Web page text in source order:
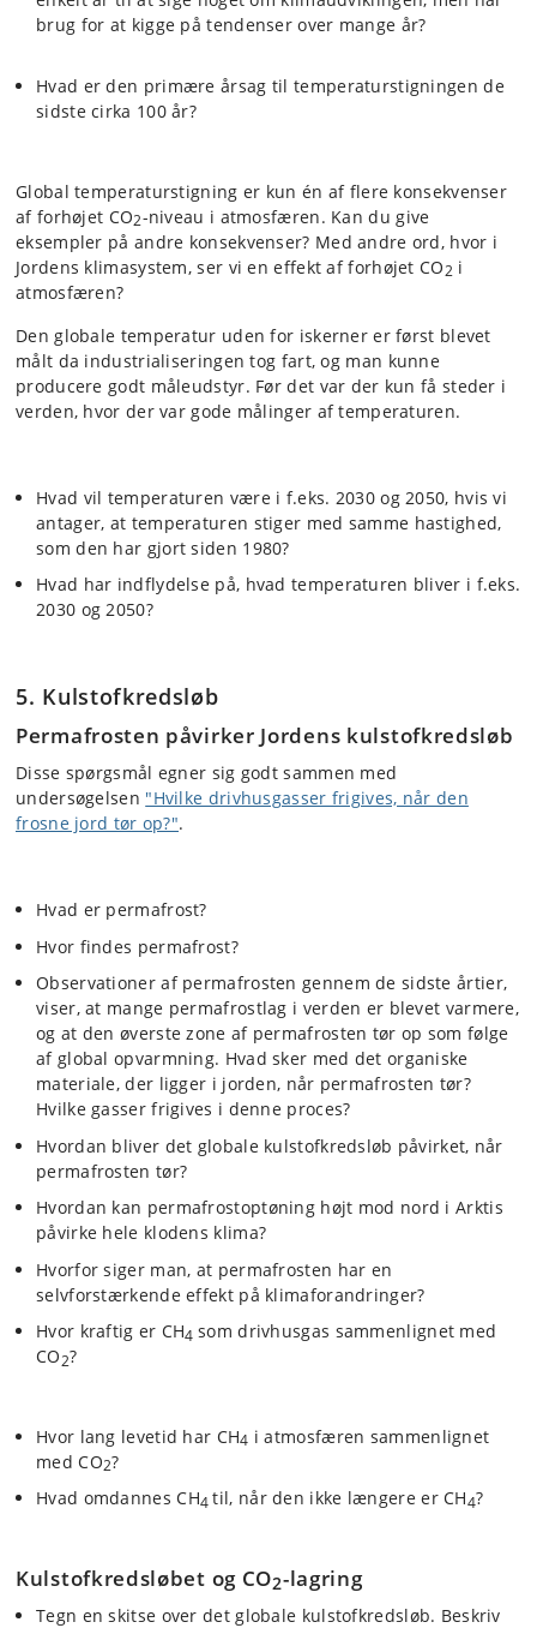
brug for at kigge på tendenser over mange år?
Hvad er den primære årsag til temperaturstigningen de
sidste cirka 100 år?
Global temperaturstigning er kun én af flere konsekvenser
af forhøjet CO2-niveau i atmosfæren. Kan du give
eksempler på andre konsekvenser? Med andre ord, hvor i
Jordens klimasystem, ser vi en effekt af forhøjet CO2 i
atmosfæren?
Den globale temperatur uden for iskerner er først blevet
målt da industrialiseringen tog fart, og man kunne
producere godt måleudstyr. Før det var der kun få steder i
verden, hvor der var gode målinger af temperaturen.
Hvad vil temperaturen være i f.eks. 2030 og 2050, hvis vi
antager, at temperaturen stiger med samme hastighed,
som den har gjort siden 1980?
Hvad har indflydelse på, hvad temperaturen bliver i f.eks.
2030 og 2050?
5. Kulstofkredsløb
Permafrosten påvirker Jordens kulstofkredsløb
Disse spørgsmål egner sig godt sammen med
undersøgelsen "Hvilke drivhusgasser frigives, når den
frosne jord tør op?".
Hvad er permafrost?
Hvor findes permafrost?
Observationer af permafrosten gennem de sidste årtier,
viser, at mange permafrostlag i verden er blevet varmere,
og at den øverste zone af permafrosten tør op som følge
af global opvarmning. Hvad sker med det organiske
materiale, der ligger i jorden, når permafrosten tør?
Hvilke gasser frigives i denne proces?
Hvordan bliver det globale kulstofkredsløb påvirket, når
permafrosten tør?
Hvordan kan permafrostoptøning højt mod nord i Arktis
påvirke hele klodens klima?
Hvorfor siger man, at permafrosten har en
selvforstærkende effekt på klimaforandringer?
Hvor kraftig er CH4som drivhusgas sammenlignet med
CO 2?
Hvor lang levetid har CH4 i atmosfæren sammenlignet
med CO2?
Hvad omdannes CH4 til, når den ikke længere er CH4?
Kulstofkredsløbet og CO2-lagring
Tegn en skitse over det globale kulstofkredsløb. Beskriv